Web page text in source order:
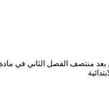
الفصل الثاني في مادة